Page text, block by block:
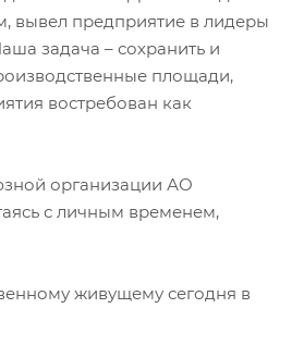
вывел предприятие в лидеры
задача – сохранить и
площади,
востребован как
организации АО
с личным временем,
живущему сегодня в